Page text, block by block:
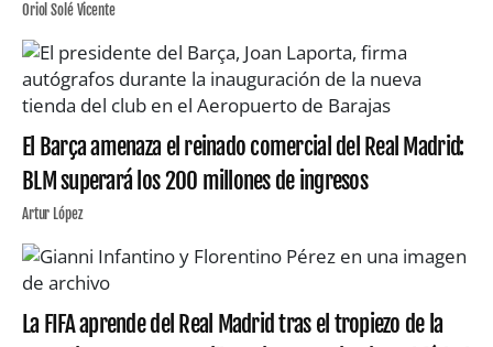
Oriol Solé Vicente
El Barça amenaza el reinado comercial del Real Madrid:
BLM superará los 200 millones de ingresos
Artur López
La FIFA aprende del Real Madrid tras el tropiezo de la